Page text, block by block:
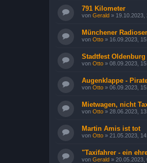
791 Kilometer
von Gerald » 19.10.2023,
Münchener
von Otto » 16.09.2023,
Stadtfest Oldenburg
von Otto » 08.09.2023,
Augenklappe -
von Otto » 06.09.2023,
Mietwagen, nicht
von Otto » 28.06.2023,
Martin Amis ist tot
von Otto » 21.05.2023,
"Taxifahrer - ein
von Gerald » 20.05.2023,